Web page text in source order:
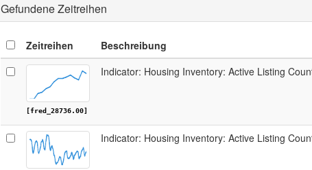
Gefundene Zeitreihen
Zeitreihen Beschreibung
[fred_28736.00]
Indicator: Housing Inventory: Active Listing
Indicator: Housing Inventory: Active Listing